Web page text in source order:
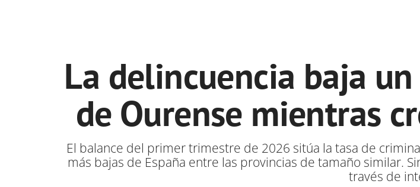
La delincuencia baja
de Ourense mientras
El balance del primer trimestre de 2026 sitúa la tasa de
más bajas de España entre las provincias de tamaño similar.
través de